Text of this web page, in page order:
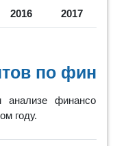
2016 2017
по
году.